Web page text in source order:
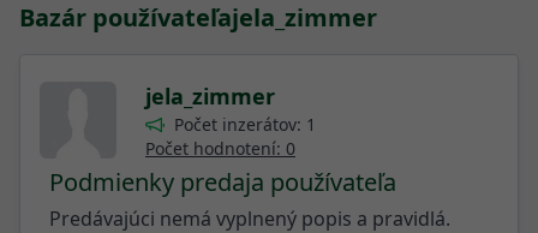
Bazár používateľajela_zimmer
jela_zimmer
Počet inzerátov: 1
Počet hodnotení: 0
Podmienky predaja používateľa
Predávajúci nemá vyplnený popis a pravidlá.